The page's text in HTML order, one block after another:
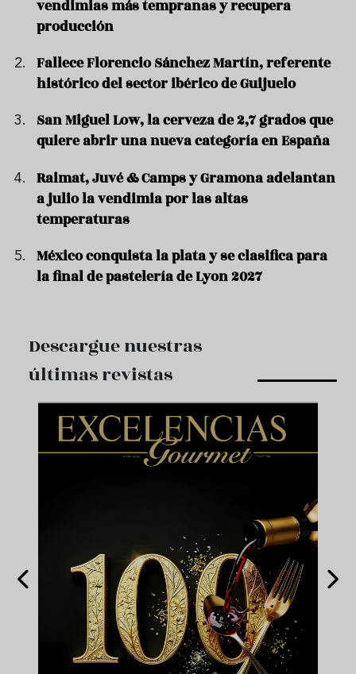
vendimias más tempranas y recupera
producción
Fallece Florencio Sánchez Martín, referente
histórico del sector ibérico de Guijuelo
San Miguel Low, la cerveza de 2,7 grados que
quiere abrir una nueva categoría en España
Raimat, Juvé & Camps y Gramona adelantan
a julio la vendimia por las altas
temperaturas
México conquista la plata y se clasifica para
la final de pastelería de Lyon 2027
Descargue nuestras
últimas revistas